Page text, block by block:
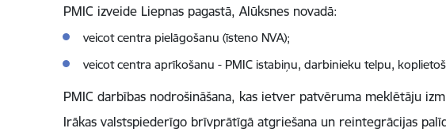
PMIC izveide Liepnas pagastā, Alūksnes novadā:
veicot centra pielāgošanu (īsteno NVA);
veicot centra aprīkošanu - PMIC istabiņu, darbinieku telpu,
PMIC darbības nodrošināšana, kas ietver patvēruma meklētāju
Irākas valstspiederīgo brīvprātīgā atgriešana un reintegrācijas